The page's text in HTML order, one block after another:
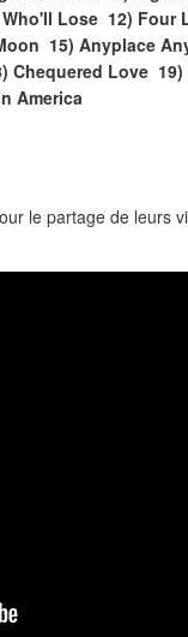
Lose 12) Four
15) Anyplace
Chequered Love
America
le partage de leurs